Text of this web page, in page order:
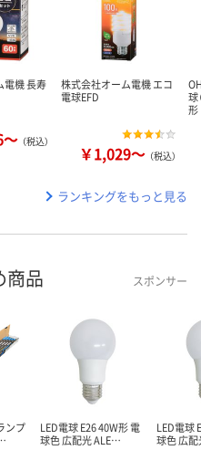
電機 長寿
～ （税込）
株式会社オーム電機 エコ
電球EFD
￥1,029～ （税込）
球
形
ランキングをもっと見る
商品 スポンサー
ンプ
LED電球 E26 40W形 電
球色 広配光 ALE…
LED電球
球色 広